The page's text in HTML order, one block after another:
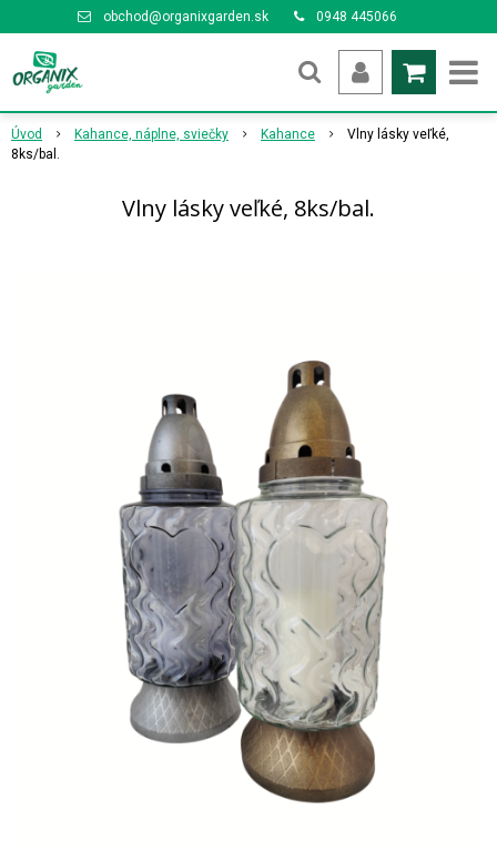
obchod@organixgarden.sk 0948 445066
Úvod Kahance, náplne, sviečky Kahance
Vlny lásky veľké,
8ks/bal.
Vlny lásky veľké, 8ks/bal.